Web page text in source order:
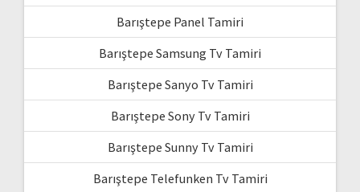
Barıştepe Panel Tamiri
Barıştepe Samsung Tv Tamiri
Barıştepe Sanyo Tv Tamiri
Barıştepe Sony Tv Tamiri
Barıştepe Sunny Tv Tamiri
Barıştepe Telefunken Tv Tamiri